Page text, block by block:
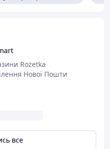
Rozetka
Нової Пошти
все